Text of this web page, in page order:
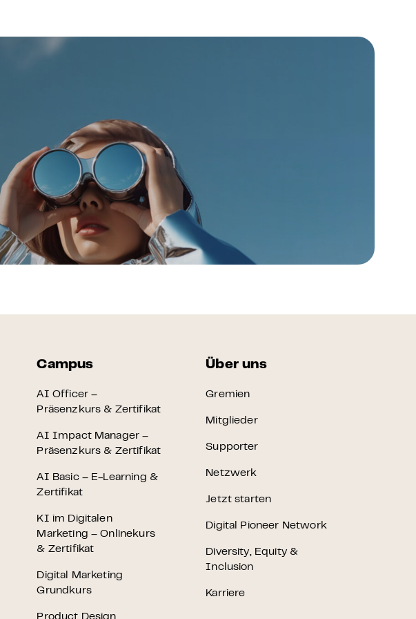
Campus
AI Officer –
Präsenzkurs & Zertifikat
AI Impact Manager –
Präsenzkurs & Zertifikat
AI Basic – E-Learning &
Zertifikat
KI im Digitalen
Marketing – Onlinekurs
& Zertifikat
Digital Marketing
Grundkurs
Product Design
Über uns
Gremien
Mitglieder
Supporter
Netzwerk
Jetzt starten
Digital Pioneer Network
Diversity, Equity &
Inclusion
Karriere